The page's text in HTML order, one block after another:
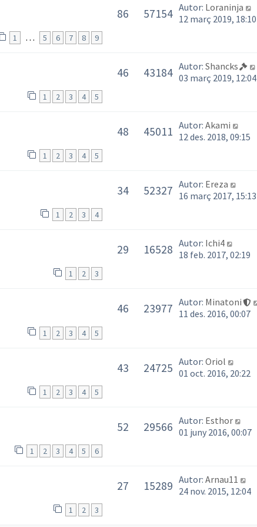
1 … 5 6 7 8 9
86 57154 Autor: Loraninja
12 març 2019, 18:10
1 2 3 4 5
46 43184 Autor: Shancks
03 març 2019, 12:04
1 2 3 4 5
48 45011 Autor: Akami
12 des. 2018, 09:15
1 2 3 4
34 52327 Autor: Ereza
16 març 2017, 15:13
1 2 3
29 16528 Autor: Ichi4
18 feb. 2017, 02:19
1 2 3 4 5
46 23977 Autor: Minatoni
11 des. 2016, 00:07
1 2 3 4 5
43 24725 Autor: Oriol
01 oct. 2016, 20:22
1 2 3 4 5 6
52 29566 Autor: Esthor
01 juny 2016, 00:07
1 2 3
27 15289 Autor: Arnau11
24 nov. 2015, 12:04